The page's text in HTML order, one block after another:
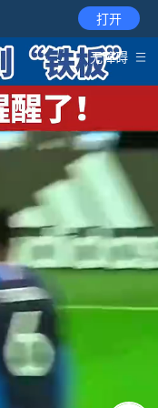
打开
无障碍